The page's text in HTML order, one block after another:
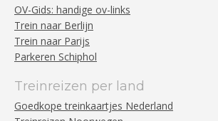
OV-Gids: handige ov-links
Trein naar Berlijn
Trein naar Parijs
Parkeren Schiphol
Treinreizen per land
Goedkope treinkaartjes Nederland